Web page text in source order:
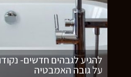
להגיע לגבהים חדשים-
על גובה האמבטיה